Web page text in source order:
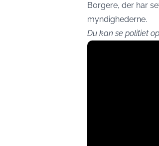
Borgere, der har
myndighederne.
Du kan se politiet
Display